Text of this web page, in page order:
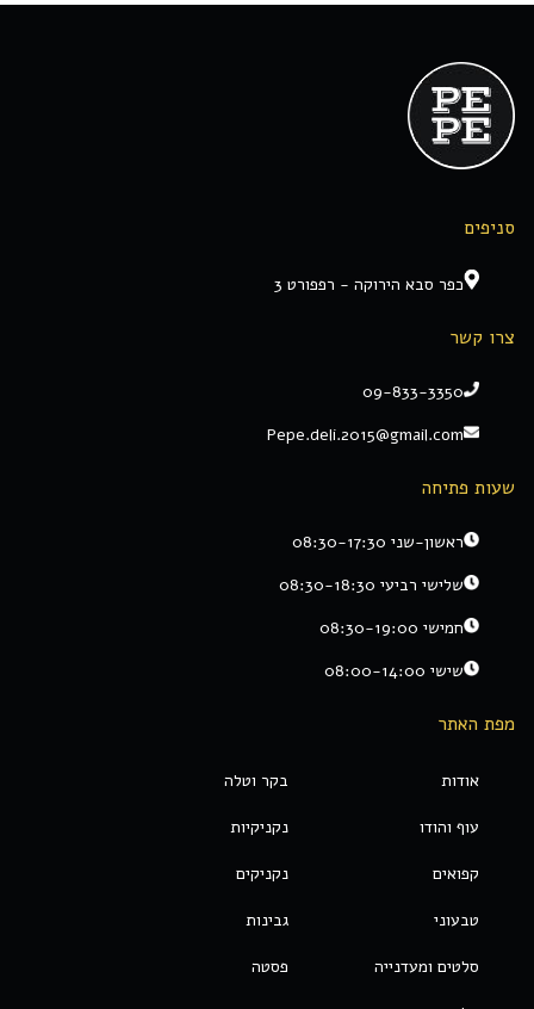
סניפים
כפר סבא הירוקה - רפפורט 3
צרו קשר
09-833-3350
Pepe.deli.2015@gmail.com
שעות פתיחה
ראשון-שני 08:30-17:30
שלישי רביעי 08:30-18:30
חמישי 08:30-19:00
שישי 08:00-14:00
מפת האתר
אודות בקר וטלה
עוף והודו נקניקיות
קפואים נקניקים
טבעוני גבינות
סלטים ומעדנייה פסטה